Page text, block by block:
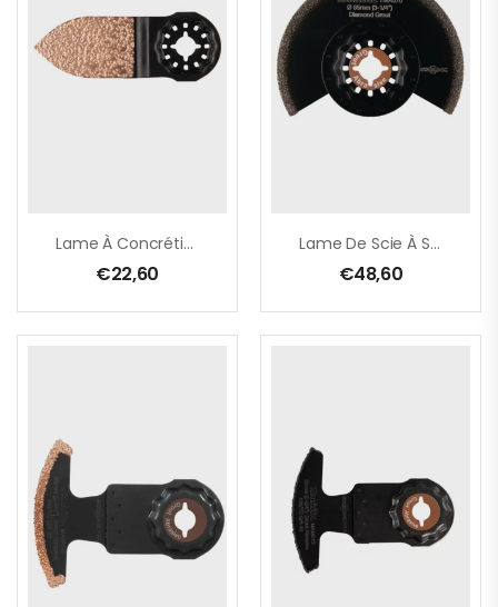
Lame À Concrétion Carbure Pour Ponçage Grossier TMA076
€22,60
Lame De Scie À Segment 85 Mm
€48,60